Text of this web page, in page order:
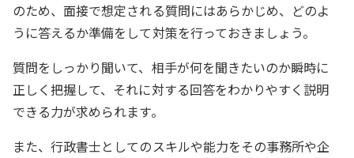
のため、面接で想定される質問にはあらかじめ、どのよ
うに答えるか準備をして対策を行っておきましょう。
質問をしっかり聞いて、相手が何を聞きたいのか瞬時に
正しく把握して、それに対する回答をわかりやすく説明
できる力が求められます。
また、行政書士としてのスキルや能力をその事務所や企